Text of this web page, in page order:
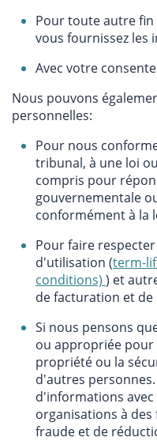
Pour toute autre
vous fournissez les
Avec votre
Nous pouvons
personnelles:
Pour nous
tribunal, à une loi
compris pour
gouvernementale
conformément à la
Pour faire
d'utilisation (term-
conditions) ) et
de facturation et
Si nous pensons
ou appropriée
propriété ou la
d'autres
d'informations
organisations à
fraude et de